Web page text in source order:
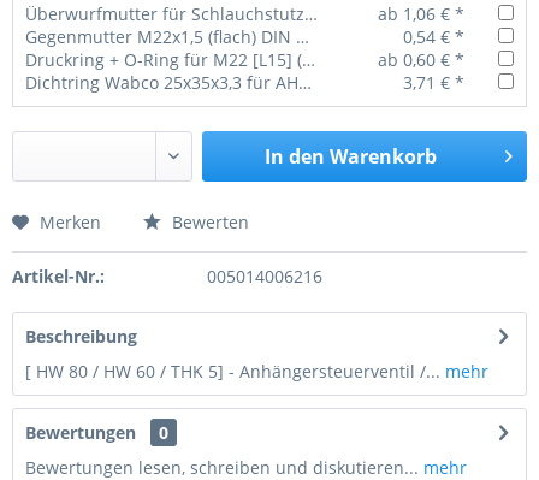
Überwurfmutter für Schlauchstutzen M22x1,5
ab 1,06 € *
Gegenmutter M22x1,5 (flach) DIN 74305
0,54 € *
Druckring + O-Ring für M22 [L15] (1 VPE = 100 Stück)
ab 0,60 € *
Dichtring Wabco 25x35x3,3 für AHSV und BKR
3,71 € *
In den Warenkorb
Preis anfragen
Merken Bewerten
Artikel-Nr.: 005014006216
Beschreibung
[ HW 80 / HW 60 / THK 5] - Anhängersteuerventil /... mehr
Bewertungen
0
Bewertungen lesen, schreiben und diskutieren... mehr